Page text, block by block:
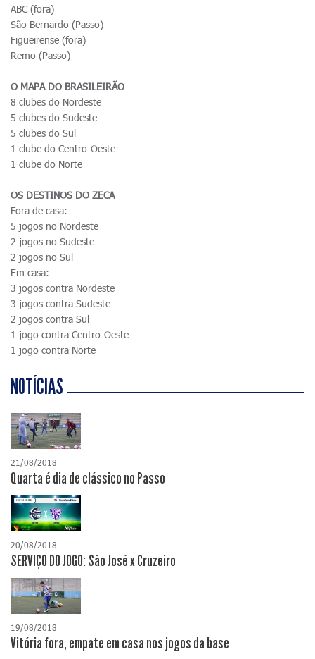
ABC (fora)
São Bernardo (Passo)
Figueirense (fora)
Remo (Passo)
O MAPA DO BRASILEIRÃO
8 clubes do Nordeste
5 clubes do Sudeste
5 clubes do Sul
1 clube do Centro-Oeste
1 clube do Norte
OS DESTINOS DO ZECA
Fora de casa:
5 jogos no Nordeste
2 jogos no Sudeste
2 jogos no Sul
Em casa:
3 jogos contra Nordeste
3 jogos contra Sudeste
2 jogos contra Sul
1 jogo contra Centro-Oeste
1 jogo contra Norte
NOTÍCIAS
21/08/2018
Quarta é dia de clássico no Passo
20/08/2018
SERVIÇO DO JOGO: São José x Cruzeiro
19/08/2018
Vitória fora, empate em casa nos jogos da base